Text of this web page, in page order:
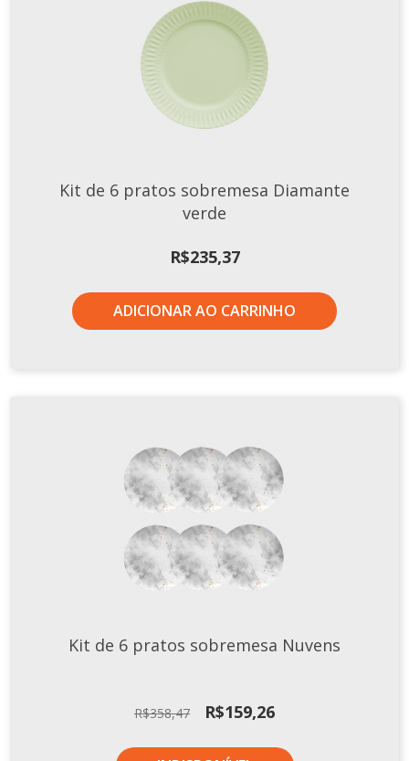
Kit de 6 pratos sobremesa Diamante
verde
R$235,37
ADICIONAR AO CARRINHO
Kit de 6 pratos sobremesa Nuvens
R$358,47
original
R$159,26O
atual